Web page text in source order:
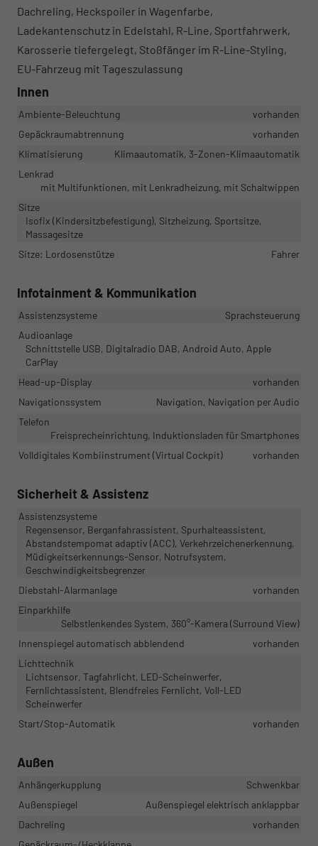
Dachreling, Heckspoiler in Wagenfarbe,
Ladekantenschutz in Edelstahl, R-Line, Sportfahrwerk,
Karosserie tiefergelegt, Stoßfänger im R-Line-Styling,
EU-Fahrzeug mit Tageszulassung
Innen
Ambiente-Beleuchtung
vorhanden
Gepäckraumabtrennung
vorhanden
Klimatisierung
Klimaautomatik, 3-Zonen-Klimaautomatik
Lenkrad
mit Multifunktionen, mit Lenkradheizung, mit Schaltwippen
Sitze
Isofix (Kindersitzbefestigung), Sitzheizung, Sportsitze,
Massagesitze
Sitze: Lordosenstütze
Fahrer
Infotainment & Kommunikation
Assistenzsysteme
Sprachsteuerung
Audioanlage
Schnittstelle USB, Digitalradio DAB, Android Auto, Apple
CarPlay
Head-up-Display
vorhanden
Navigationssystem
Navigation, Navigation per Audio
Telefon
Freisprecheinrichtung, Induktionsladen für Smartphones
Volldigitales Kombiinstrument (Virtual Cockpit)
vorhanden
Sicherheit & Assistenz
Assistenzsysteme
Regensensor, Berganfahrassistent, Spurhalteassistent,
Abstandstempomat adaptiv (ACC), Verkehrzeichenerkennung,
Müdigkeitserkennungs-Sensor, Notrufsystem,
Geschwindigkeitsbegrenzer
Diebstahl-Alarmanlage
vorhanden
Einparkhilfe
Selbstlenkendes System, 360°-Kamera (Surround View)
Innenspiegel automatisch abblendend
vorhanden
Lichttechnik
Lichtsensor, Tagfahrlicht, LED-Scheinwerfer,
Fernlichtassistent, Blendfreies Fernlicht, Voll-LED
Scheinwerfer
Start/Stop-Automatik
vorhanden
Außen
Anhängerkupplung
Schwenkbar
Außenspiegel
Außenspiegel elektrisch anklappbar
Dachreling
vorhanden